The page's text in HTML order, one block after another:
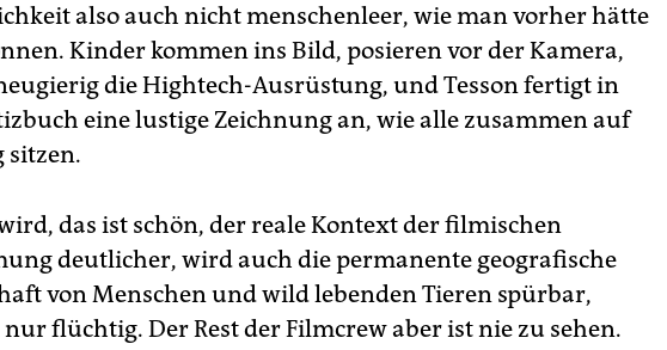
also auch nicht menschenleer, wie man vorher hätte
Kinder kommen ins Bild, posieren vor der Kamera,
die Hightech-Ausrüstung, und Tesson fertigt in
eine lustige Zeichnung an, wie alle zusammen auf
sitzen.
das ist schön, der reale­ Kontext der ­filmischen
deutlicher, wird auch die permanente geografische
von Menschen und wild lebenden Tieren spürbar,
flüchtig. Der Rest der Filmcrew aber ist nie zu sehen.